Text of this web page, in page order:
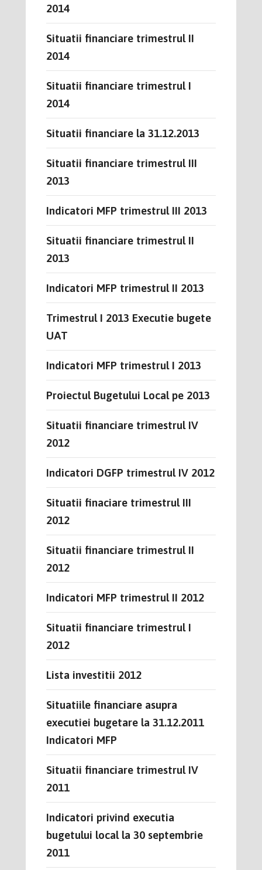
2014
Situatii financiare trimestrul II
2014
Situatii financiare trimestrul I
2014
Situatii financiare la 31.12.2013
Situatii financiare trimestrul III
2013
Indicatori MFP trimestrul III 2013
Situatii financiare trimestrul II
2013
Indicatori MFP trimestrul II 2013
Trimestrul I 2013 Executie bugete
UAT
Indicatori MFP trimestrul I 2013
Proiectul Bugetului Local pe 2013
Situatii financiare trimestrul IV
2012
Indicatori DGFP trimestrul IV 2012
Situatii finaciare trimestrul III
2012
Situatii financiare trimestrul II
2012
Indicatori MFP trimestrul II 2012
Situatii financiare trimestrul I
2012
Lista investitii 2012
Situatiile financiare asupra
executiei bugetare la 31.12.2011
Indicatori MFP
Situatii financiare trimestrul IV
2011
Indicatori privind executia
bugetului local la 30 septembrie
2011